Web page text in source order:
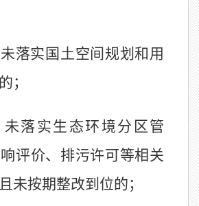
未落实国土空间规划和用
；
未落实生态环境分区管
评价、排污许可等相关
未按期整改到位的；